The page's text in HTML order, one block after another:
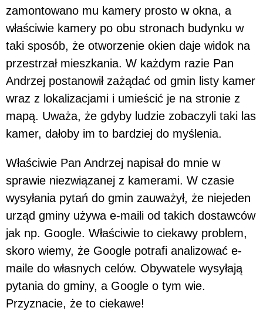
zamontowano mu kamery prosto w okna, a
właściwie kamery po obu stronach budynku w
taki sposób, że otworzenie okien daje widok na
przestrzał mieszkania. W każdym razie Pan
Andrzej postanowił zażądać od gmin listy kamer
wraz z lokalizacjami i umieścić je na stronie z
mapą. Uważa, że gdyby ludzie zobaczyli taki las
kamer, dałoby im to bardziej do myślenia.
Właściwie Pan Andrzej napisał do mnie w
sprawie niezwiązanej z kamerami. W czasie
wysyłania pytań do gmin zauważył, że niejeden
urząd gminy używa e-maili od takich dostawców
jak np. Google. Właściwie to ciekawy problem,
skoro wiemy, że Google potrafi analizować e-
maile do własnych celów. Obywatele wysyłają
pytania do gminy, a Google o tym wie.
Przyznacie, że to ciekawe!